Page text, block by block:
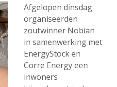
Afgelopen dinsdag
organiseerden
zoutwinner Nobian
in samenwerking met
EnergyStock en
Corre Energy een
inwoners